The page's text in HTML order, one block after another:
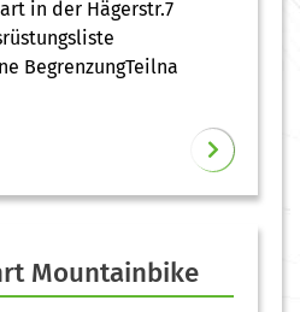
in der Hägerstr.7
BegrenzungTeilna
Mountainbike